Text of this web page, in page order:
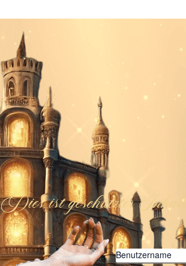
Dies ist geschützter
Benutzername